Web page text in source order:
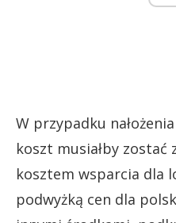
W przypadku
koszt musiałby zostać
kosztem wsparcia dla
podwyżką cen dla